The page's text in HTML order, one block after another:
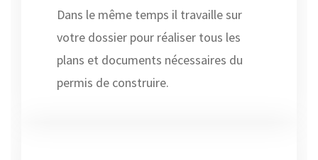
Dans le même temps il travaille sur
votre dossier pour réaliser tous les
plans et documents nécessaires du
permis de construire.